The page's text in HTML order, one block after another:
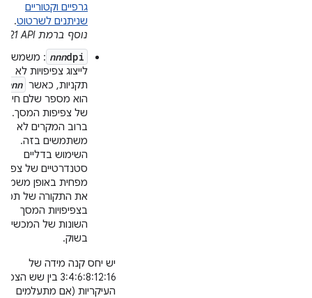
גרפיים וקטוריים
שניתנים לשרטוט.
נוסף ברמת API‏ 21.
nnndpi
: משמש
לייצוג צפיפויות לא
תקניות, כאשר nnn
הוא מספר שלם חיובי
של צפיפות המסך.
ברוב המקרים לא
משתמשים בזה.
השימוש בדליים
סטנדרטיים של
מפחית באופן
את התקורה של
בצפיפויות המסך
השונות של
בשוק.
יש יחס קנה מידה של
3:4:6:8:12:16 בין שש
העיקריות (אם מתעלמים